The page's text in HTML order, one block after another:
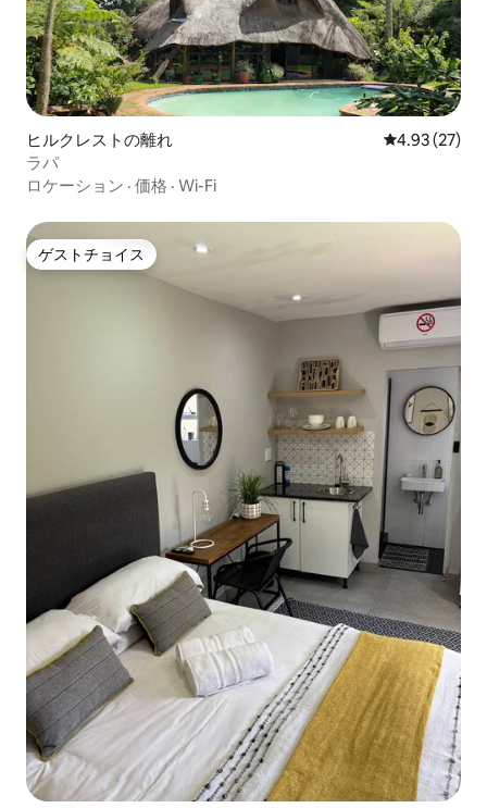
ヒルクレストの離れ レビュー27
4.93 (27)
ラパ
ロケーション · 価格 · Wi-Fi
ゲストチョイス
ゲストチョイス